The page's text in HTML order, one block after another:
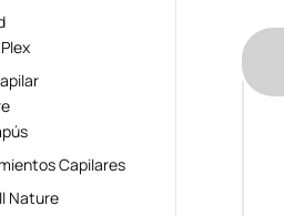
Capilares
Nature